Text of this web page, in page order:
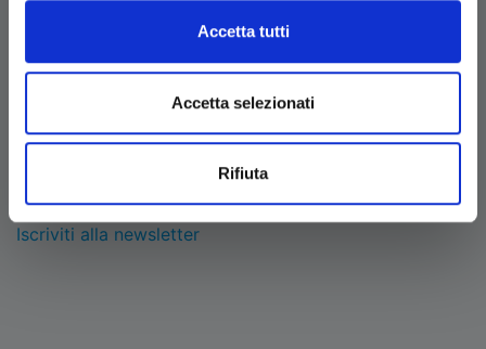
Accetta tutti
Accetta selezionati
Rifiuta
Condizioni
Eventi
Iscriviti alla newsletter